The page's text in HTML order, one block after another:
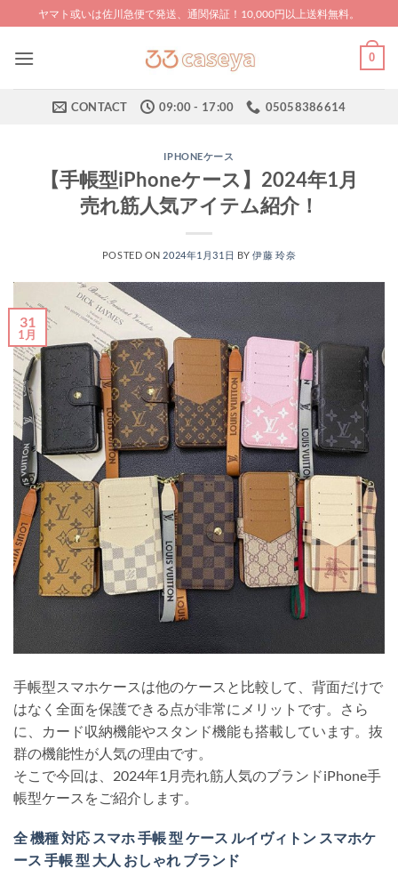
to
content
ヤマト或いは佐川急便で発送、通関保証！10,000円以上送料無料。
0
CONTACT 09:00 - 17:00 05058386614
IPHONEケース
【手帳型iPhoneケース】2024年1月
売れ筋人気アイテム紹介！
POSTED ON 2024年1月31日 BY伊藤 玲奈
31
1月
手帳型スマホケースは他のケースと比較して、背面だけで
はなく全面を保護できる点が非常にメリットです。さら
に、カード収納機能やスタンド機能も搭載しています。抜
群の機能性が人気の理由です。
そこで今回は、2024年1月売れ筋人気のブランドiPhone手
帳型ケースをご紹介します。
全 機種 対応 スマホ 手帳 型 ケース ルイヴィトン スマホケ
ース 手帳 型 大人 おしゃれ ブランド